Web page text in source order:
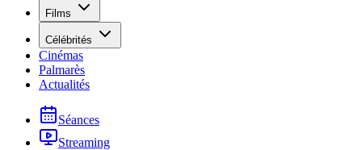
Films
Célébrités
Cinémas
Palmarès
Actualités
Séances
Streaming